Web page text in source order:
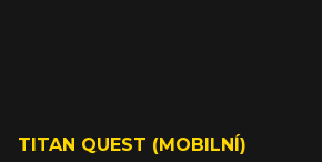
TITAN QUEST (MOBILNÍ)